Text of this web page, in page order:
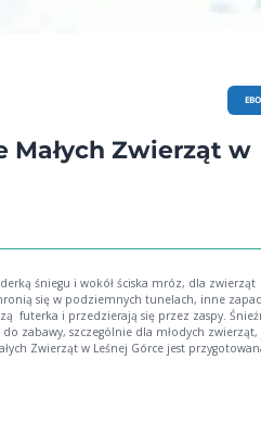
Małych Zwierząt w
śniegu i wokół ściska mróz, dla zwierząt
się w podziemnych tunelach, inne
futerka i przedzierają się przez zaspy.
zabawy, szczególnie dla młodych
Zwierząt w Leśnej Górce jest